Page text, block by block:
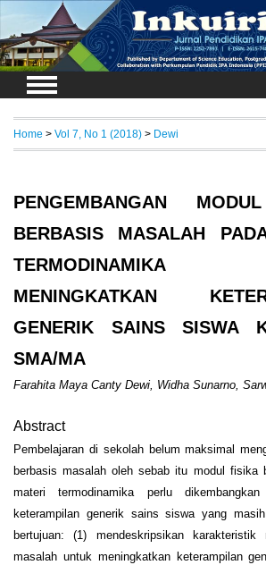
Home > Vol 7, No 1 (2018) > Dewi
PENGEMBANGAN
BERBASIS MASALAH
TERMODINAMIKA
MENINGKATKAN
GENERIK SAINS SISWA
SMA/MA
Farahita Maya Canty Dewi, Widha Sunarno,
Abstract
Pembelajaran di sekolah belum maksimal
berbasis masalah oleh sebab itu modul fisika
materi termodinamika perlu
keterampilan generik sains siswa yang
bertujuan: (1) mendeskripsikan
masalah untuk meningkatkan keterampilan